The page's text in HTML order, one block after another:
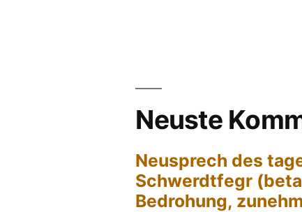
Neuste
Neusprech des
Schwerdtfegr
Bedrohung,